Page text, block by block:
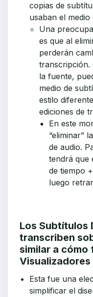
copias de
usaban el medio
Una
es que al
perderán
transcripción.
la fuente,
medio de
estilo
ediciones de
En este
“eliminar”
de audio.
tendrá que
de tiempo
luego
Los Subtítulos
transcriben
similar a cómo
Esta fue una
simplificar el